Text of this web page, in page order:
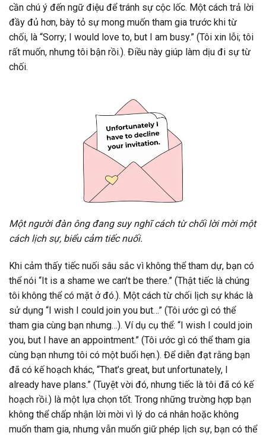
cần chú ý đến ngữ điệu để tránh sự cộc lốc. Một cách trả lời
đầy đủ hơn, bày tỏ sự mong muốn tham gia trước khi từ
chối, là “Sorry; I would love to, but I am busy.” (Tôi xin lỗi; tôi
rất muốn, nhưng tôi bận rồi.). Điều này giúp làm dịu đi sự từ
chối.
Một người đàn ông đang suy nghĩ cách từ chối lời mời một
cách lịch sự, biểu cảm tiếc nuối.
Khi cảm thấy tiếc nuối sâu sắc vì không thể tham dự, bạn có
thể nói “It is a shame we can’t be there.” (Thật tiếc là chúng
tôi không thể có mặt ở đó.). Một cách từ chối lịch sự khác là
sử dụng “I wish I could join you but…” (Tôi ước gì có thể
tham gia cùng bạn nhưng…). Ví dụ cụ thể: “I wish I could join
you, but I have an appointment.” (Tôi ước gì có thể tham gia
cùng bạn nhưng tôi có một buổi hẹn.). Để diễn đạt rằng bạn
đã có kế hoạch khác, “That’s great, but unfortunately, I
already have plans.” (Tuyệt vời đó, nhưng tiếc là tôi đã có kế
hoạch rồi.) là một lựa chọn tốt. Trong những trường hợp bạn
không thể chấp nhận lời mời vì lý do cá nhân hoặc không
muốn tham gia, nhưng vẫn muốn giữ phép lịch sự, bạn có thể